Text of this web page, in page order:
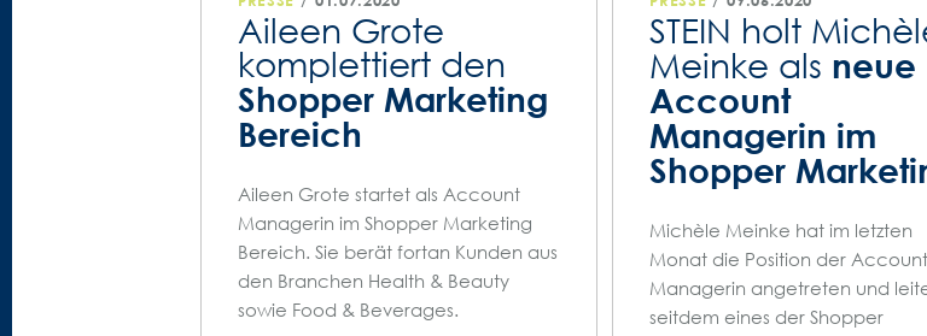
Aileen Grote
komplettiert den
Shopper Marketing
Bereich
Aileen Grote startet als Account
Managerin im Shopper Marketing
Bereich. Sie berät fortan Kunden aus
den Branchen Health & Beauty
sowie Food & Beverages.
STEIN holt
Meinke als neue
Account
Managerin im
Shopper
Michèle Meinke hat im letzten
Monat die Position der Account
Managerin angetreten und
seitdem eines der Shopper